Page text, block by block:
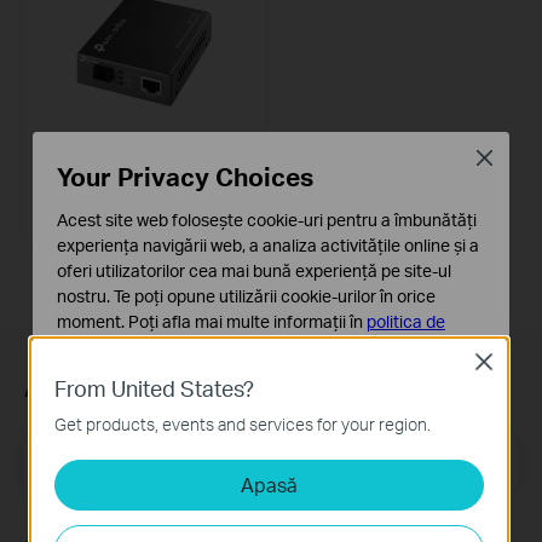
MC112CS
10/100Mbps WDM Media
Converter
Abonează-te
Email Address Înscrie-te
From United States?
Get products, events and services for your region.
Apasă
Close
Your Privacy Choices
Acest site web folosește cookie-uri pentru a îmbunătăți
experiența navigării web, a analiza activitățile online și a
oferi utilizatorilor cea mai bună experiență pe site-ul
nostru. Te poți opune utilizării cookie-urilor în orice
moment. Poți afla mai multe informații în politica de
Cookie-uri de bază
Aceste cookie-uri sunt necesare pentru funcționarea
site-ului web și nu pot fi dezactivate în sistemele tale
Cookie-uri de analiză și marketing
Cookie-urile de analiză ne permit să analizăm activitățile
tale de pe site-ul nostru web a îmbunătăți și ajusta
Close